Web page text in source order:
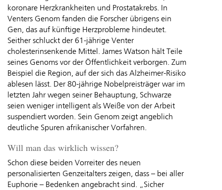
koronare Herzkrankheiten und Prostatakrebs. In
Venters Genom fanden die Forscher übrigens ein
Gen, das auf künftige Herzprobleme hindeutet.
Seither schluckt der 61-jährige Venter
cholesterinsenkende Mittel. James Watson hält Teile
seines Genoms vor der Öffentlichkeit verborgen. Zum
Beispiel die Region, auf der sich das Alzheimer-Risiko
ablesen lässt. Der 80-jährige Nobelpreisträger war im
letzten Jahr wegen seiner Behauptung, Schwarze
seien weniger intelligent als Weiße von der Arbeit
suspendiert worden. Sein Genom zeigt angeblich
deutliche Spuren afrikanischer Vorfahren.
Will man das wirklich wissen?
Schon diese beiden Vorreiter des neuen
personalisierten Genzeitalters zeigen, dass – bei aller
Euphorie – Bedenken angebracht sind. „Sicher